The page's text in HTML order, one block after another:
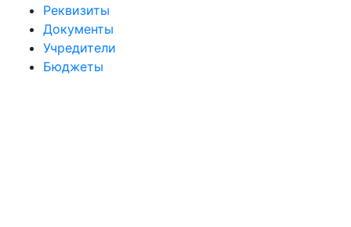
Реквизиты
Документы
Учредители
Бюджеты